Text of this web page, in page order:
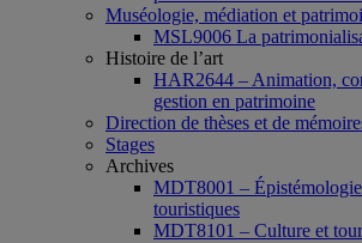
Muséologie, médiation et
MSL9006 La
Histoire de l’art
HAR2644 – Animation,
gestion en patrimoine
Direction de thèses et de
Stages
Archives
MDT8001 – Épistémologie
touristiques
MDT8101 – Culture et